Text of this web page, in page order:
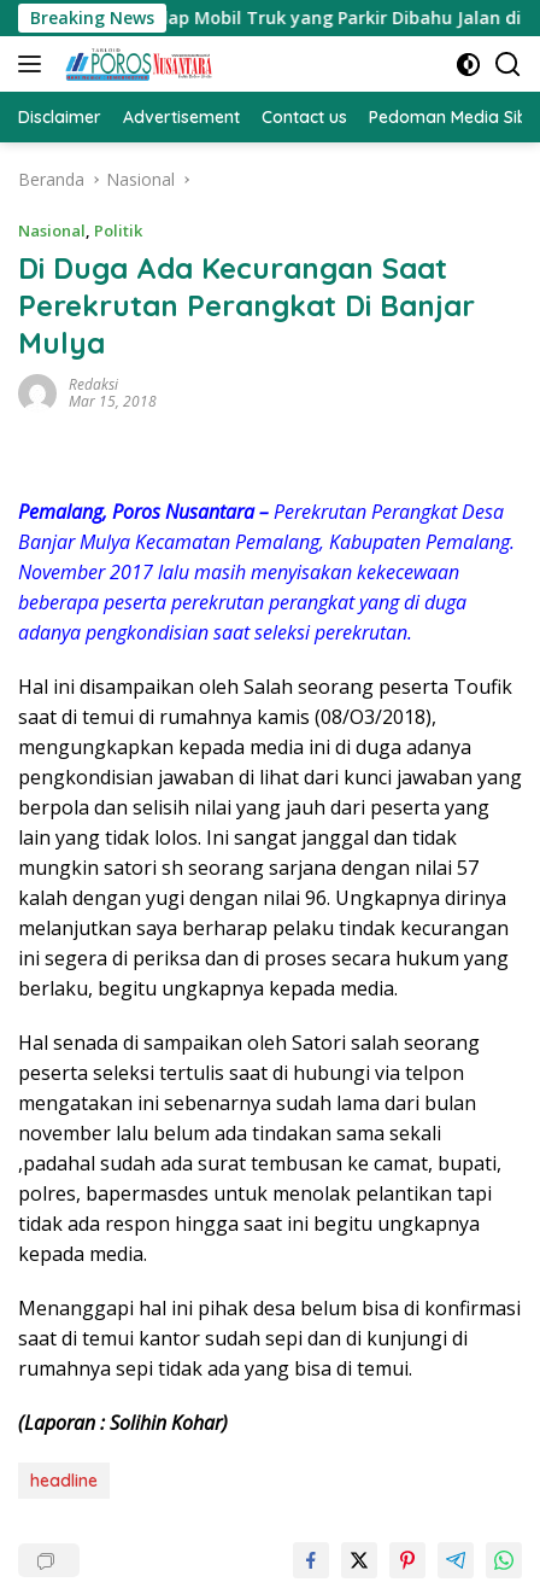
Langsung
ke
konten
Breaking News
Terhadap Mobil Truk yang Parkir Dibahu Jalan di Tol CSI
Disclaimer Advertisement Contact us Pedoman Media
Beranda Nasional
Nasional, Politik
Di Duga Ada Kecurangan Saat
Perekrutan Perangkat Di Banjar
Mulya
Redaksi
Mar 15, 2018
Pemalang, Poros Nusantara –Perekrutan Perangkat Desa
Banjar Mulya Kecamatan Pemalang, Kabupaten Pemalang.
November 2017 lalu masih menyisakan kekecewaan
beberapa peserta perekrutan perangkat yang di duga
adanya pengkondisian saat seleksi perekrutan.
Hal ini disampaikan oleh Salah seorang peserta Toufik
saat di temui di rumahnya kamis (08/O3/2018),
mengungkapkan kepada media ini di duga adanya
pengkondisian jawaban di lihat dari kunci jawaban yang
berpola dan selisih nilai yang jauh dari peserta yang
lain yang tidak lolos. Ini sangat janggal dan tidak
mungkin satori sh seorang sarjana dengan nilai 57
kalah dengan yugi dengan nilai 96. Ungkapnya dirinya
melanjutkan saya berharap pelaku tindak kecurangan
ini segera di periksa dan di proses secara hukum yang
berlaku, begitu ungkapnya kepada media.
Hal senada di sampaikan oleh Satori salah seorang
peserta seleksi tertulis saat di hubungi via telpon
mengatakan ini sebenarnya sudah lama dari bulan
november lalu belum ada tindakan sama sekali
,padahal sudah ada surat tembusan ke camat, bupati,
polres, bapermasdes untuk menolak pelantikan tapi
tidak ada respon hingga saat ini begitu ungkapnya
kepada media.
Menanggapi hal ini pihak desa belum bisa di konfirmasi
saat di temui kantor sudah sepi dan di kunjungi di
rumahnya sepi tidak ada yang bisa di temui.
(Laporan : Solihin Kohar)
headline